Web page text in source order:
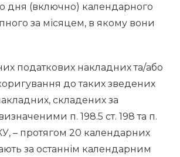
дня (включно) календарного
за місяцем, в якому вони
податкових накладних та/або
до таких зведених
складених за
п. 198.5 ст. 198 та п.
– протягом 20 календарних
за останнім календарним